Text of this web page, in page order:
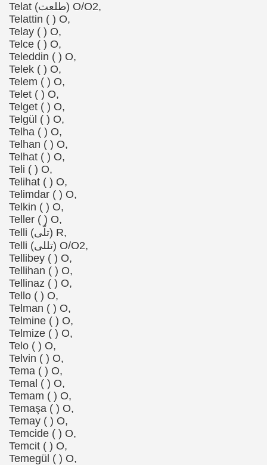
Telat (طلعت) O/O2,
Telattin ( ) O,
Telay ( ) O,
Telce ( ) O,
Teleddin ( ) O,
Telek ( ) O,
Telem ( ) O,
Telet ( ) O,
Telget ( ) O,
Telgül ( ) O,
Telha ( ) O,
Telhan ( ) O,
Telhat ( ) O,
Teli ( ) O,
Telihat ( ) O,
Telimdar ( ) O,
Telkin ( ) O,
Teller ( ) O,
Telli (تلّى) R,
Telli (تللی) O/O2,
Tellibey ( ) O,
Tellihan ( ) O,
Tellinaz ( ) O,
Tello ( ) O,
Telman ( ) O,
Telmine ( ) O,
Telmize ( ) O,
Telo ( ) O,
Telvin ( ) O,
Tema ( ) O,
Temal ( ) O,
Temam ( ) O,
Temaşa ( ) O,
Temay ( ) O,
Temcide ( ) O,
Temcit ( ) O,
Temegül ( ) O,